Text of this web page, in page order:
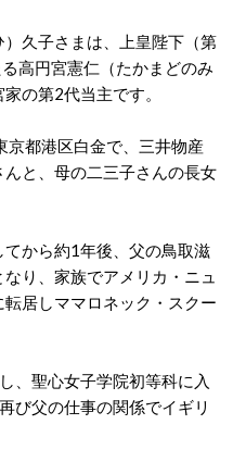
久子さまは、上皇陛下（第
高円宮憲仁（たかまどのみ
の第2代当主です。
都港区白金で、三井物産
と、母の二三子さんの長女
から約1年後、父の鳥取滋
り、家族でアメリカ・ニュ
居しママロネック・スクー
、聖心女子学院初等科に入
び父の仕事の関係でイギリ